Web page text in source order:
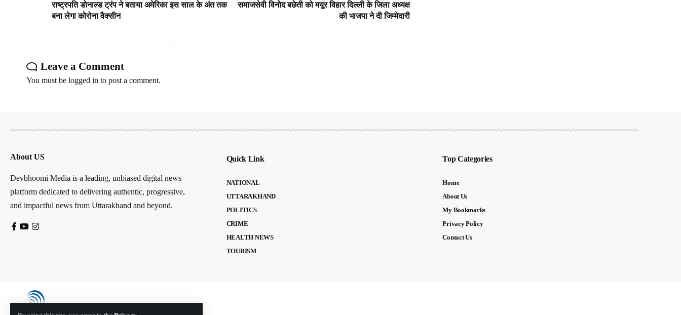
राष्ट्रपति डोनाल्ड ट्रंप ने बताया अमेरिका इस साल के अंत तक
बना लेगा कोरोना वैक्सीन
समाजसेवी विनोद बछेती को मयूर विहार दिल्ली के जिला अध्यक्ष
की भाजपा ने दी जिम्मेदारी
Leave a Comment
You must be logged in to post a comment.
About US
Devbhoomi Media is a leading, unbiased digital news
platform dedicated to delivering authentic, progressive,
and impactful news from Uttarakhand and beyond.
Quick Link
NATIONAL
UTTARAKHAND
POLITICS
CRIME
HEALTH NEWS
TOURISM
Top Categories
Home
About Us
My Bookmarks
Privacy Policy
Contact Us